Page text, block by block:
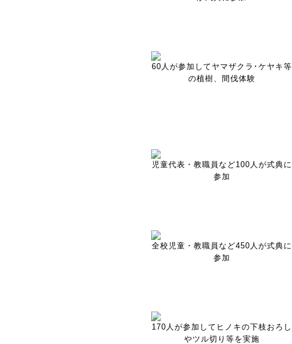
60人が参加してヤマザクラ･ケヤキ等
の植樹、間伐体験
児童代表・教職員など100人が式典に
参加
全校児童・教職員など450人が式典に
参加
170人が参加してヒノキの下枝おろし
やツル切り等を実施